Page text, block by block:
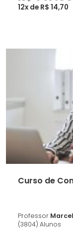
12x de R$ 14,70
Curso de
Professor
(3804) Alunos